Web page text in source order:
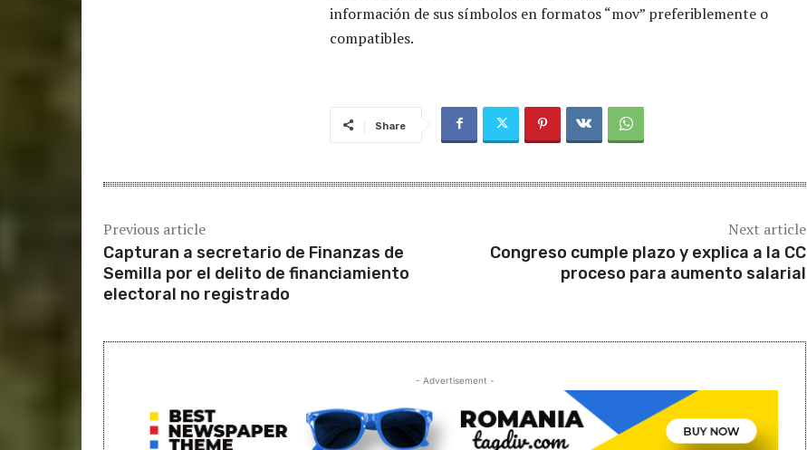
información de sus símbolos en formatos “mov” preferiblemente o
compatibles.
Share
Previous article
Capturan a secretario de Finanzas de
Semilla por el delito de financiamiento
electoral no registrado
Next article
Congreso cumple plazo y explica a la CC
proceso para aumento salarial
- Advertisement -